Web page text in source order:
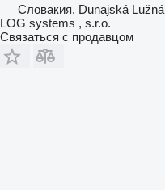
Словакия, Dunajská Lužná
LOG systems , s.r.o.
Связаться с продавцом